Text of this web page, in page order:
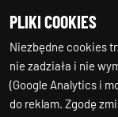
PLIKI COOKIES
Niezbędne cookies
nie zadziała i nie
(Google Analytics i
do reklam. Zgodę